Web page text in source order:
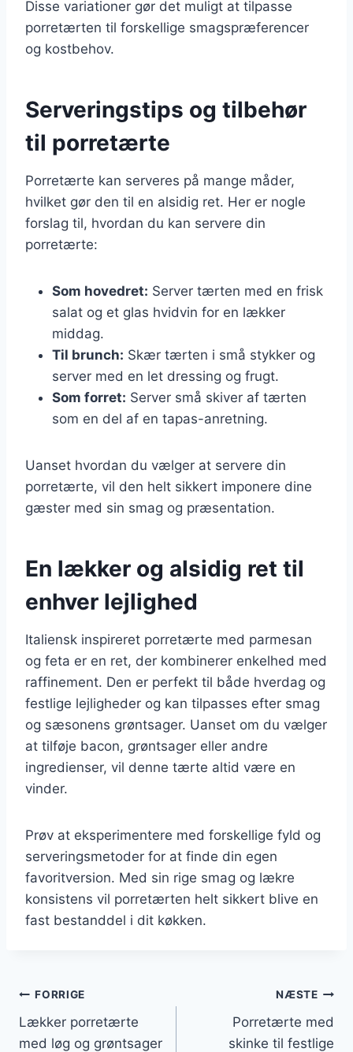
Disse variationer gør det muligt at tilpasse
porretærten til forskellige smagspræferencer
og kostbehov.
Serveringstips og tilbehør
til porretærte
Porretærte kan serveres på mange måder,
hvilket gør den til en alsidig ret. Her er nogle
forslag til, hvordan du kan servere din
porretærte:
Som hovedret: Server tærten med en frisk
salat og et glas hvidvin for en lækker
middag.
Til brunch: Skær tærten i små stykker og
server med en let dressing og frugt.
Som forret: Server små skiver af tærten
som en del af en tapas-anretning.
Uanset hvordan du vælger at servere din
porretærte, vil den helt sikkert imponere dine
gæster med sin smag og præsentation.
En lækker og alsidig ret til
enhver lejlighed
Italiensk inspireret porretærte med parmesan
og feta er en ret, der kombinerer enkelhed med
raffinement. Den er perfekt til både hverdag og
festlige lejligheder og kan tilpasses efter smag
og sæsonens grøntsager. Uanset om du vælger
at tilføje bacon, grøntsager eller andre
ingredienser, vil denne tærte altid være en
vinder.
Prøv at eksperimentere med forskellige fyld og
serveringsmetoder for at finde din egen
favoritversion. Med sin rige smag og lækre
konsistens vil porretærten helt sikkert blive en
fast bestanddel i dit køkken.
Indlægsnavigation
FORRIGE
Lækker porretærte
med løg og grøntsager
NÆSTE
Porretærte med
skinke til festlige